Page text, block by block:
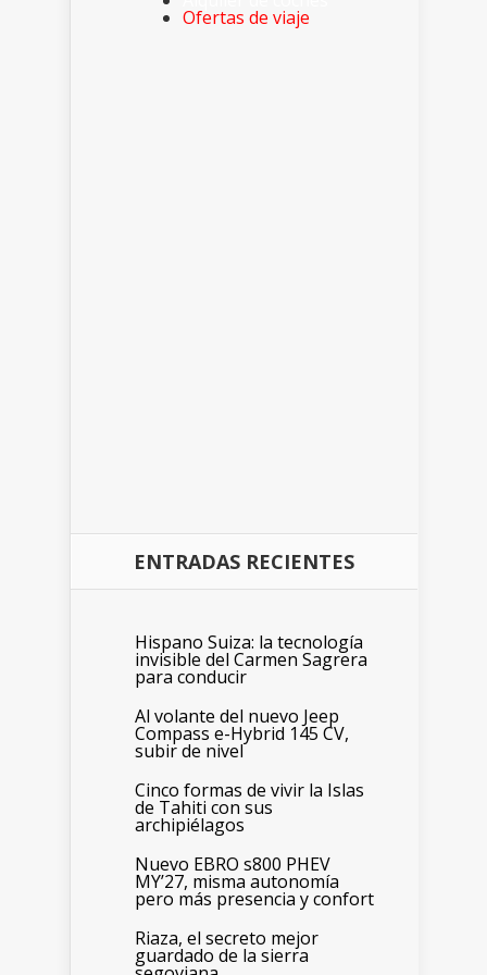
Ofertas de viaje
ENTRADAS RECIENTES
Hispano Suiza: la tecnología
invisible del Carmen Sagrera
para conducir
Al volante del nuevo Jeep
Compass e-Hybrid 145 CV,
subir de nivel
Cinco formas de vivir la Islas
de Tahiti con sus
archipiélagos
Nuevo EBRO s800 PHEV
MY’27, misma autonomía
pero más presencia y confort
Riaza, el secreto mejor
guardado de la sierra